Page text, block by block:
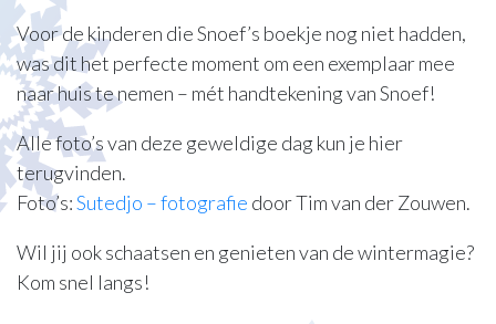
Voor de kinderen die Snoef’s boekje nog niet hadden,
was dit het perfecte moment om een exemplaar mee
naar huis te nemen – mét handtekening van Snoef!
Alle foto’s van deze geweldige dag kun je hier
terugvinden.
Foto’s:Sutedjo – fotografie door Tim van der Zouwen.
Wil jij ook schaatsen en genieten van de wintermagie?
Kom snel langs!